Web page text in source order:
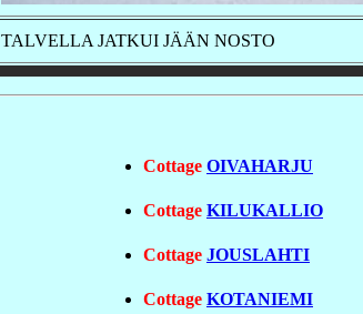
TALVELLA JATKUI JÄÄN NOSTO
Cottage OIVAHARJU
Cottage KILUKALLIO
Cottage JOUSLAHTI
Cottage KOTANIEMI